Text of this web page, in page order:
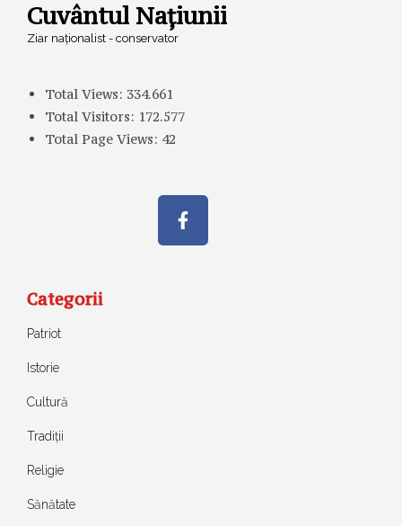
Cuvântul Națiunii
Ziar naționalist - conservator
Total Views: 334.661
Total Visitors: 172.577
Total Page Views: 42
Categorii
Patriot
Istorie
Cultură
Tradiții
Religie
Sănătate